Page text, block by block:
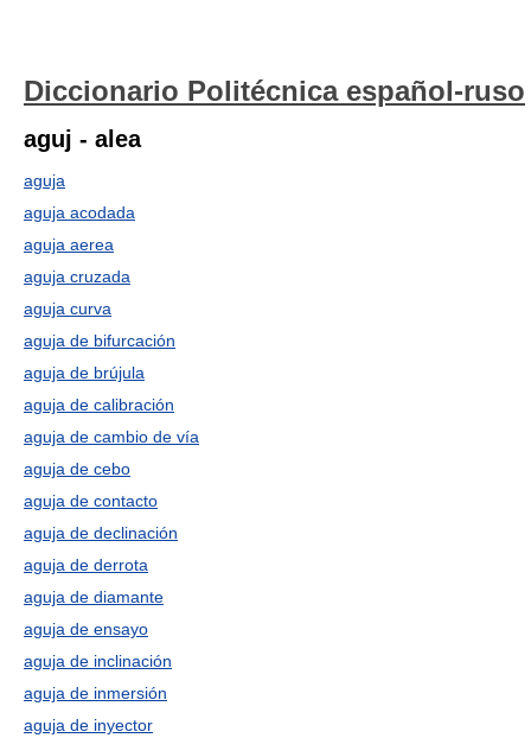
Diccionario Politécnica español-ruso
aguj - alea
aguja
aguja acodada
aguja aerea
aguja cruzada
aguja curva
aguja de bifurcación
aguja de brújula
aguja de calibración
aguja de cambio de vía
aguja de cebo
aguja de contacto
aguja de declinación
aguja de derrota
aguja de diamante
aguja de ensayo
aguja de inclinación
aguja de inmersión
aguja de inyector